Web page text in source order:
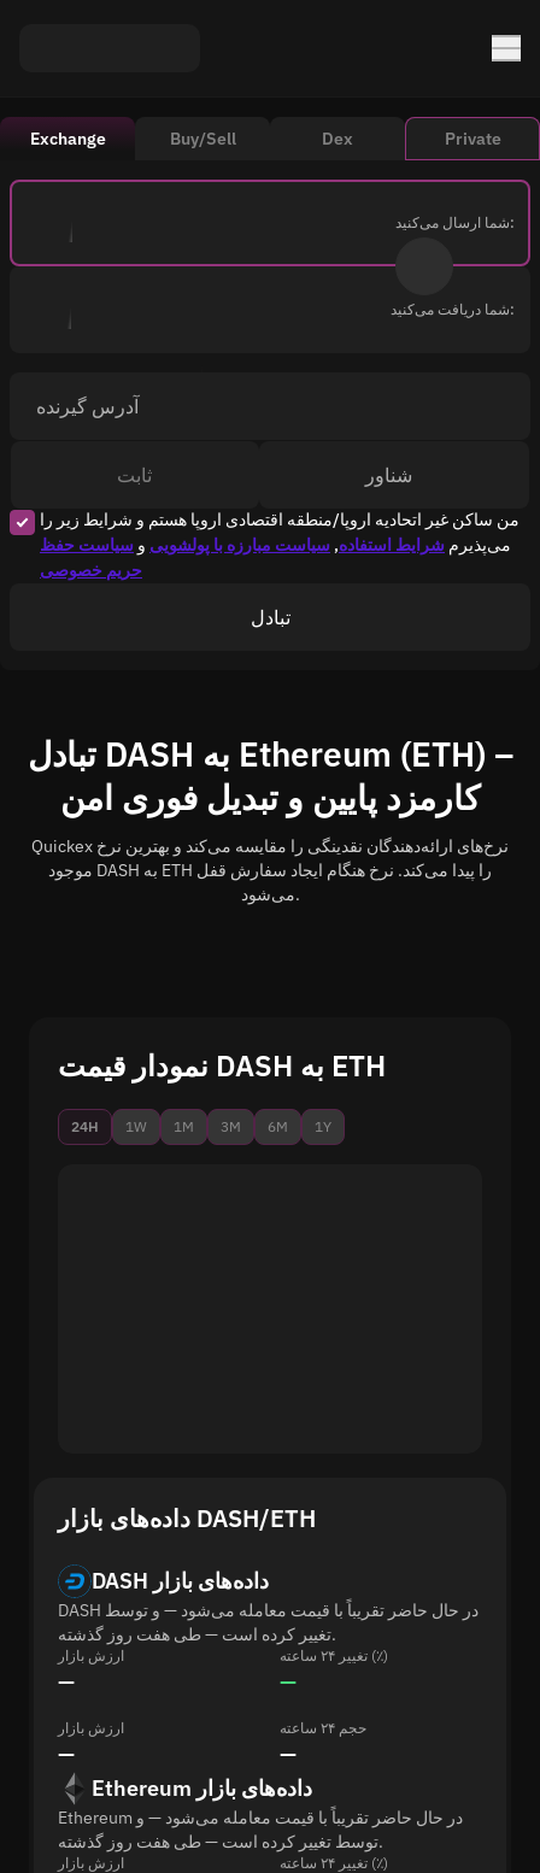
Exchange Buy/Sell Dex Private
شما ارسال می‌کنید:
شما دریافت می‌کنید:
آدرس گیرنده
من ساکن غیر اتحادیه اروپا/منطقه اقتصادی اروپا هستم و شرایط زیر را
می‌پذیرم شرایط استفاده, سیاست مبارزه با پولشویی و سیاست حفظ
حریم خصوصی
ثابت شناور
تبادل
تبادل DASH به Ethereum (ETH) –
کارمزد پایین و تبدیل فوری امن
Quickex نرخ‌های ارائه‌دهندگان نقدینگی را مقایسه می‌کند و بهترین نرخ
موجود DASH به ETH را پیدا می‌کند. نرخ هنگام ایجاد سفارش قفل
می‌شود.
نمودار قیمت DASH به ETH
24H 1W 1M 3M 6M 1Y
DASH داده‌های بازار
DASH در حال حاضر تقریباً با قیمت معامله می‌شود — و توسط
تغییر کرده است — طی هفت روز گذشته.
ارزش بازار
—
تغییر ۲۴ ساعته (٪)
—
ارزش بازار
—
حجم ۲۴ ساعته
—
Ethereum داده‌های بازار
Ethereum در حال حاضر تقریباً با قیمت معامله می‌شود — و
توسط تغییر کرده است — طی هفت روز گذشته.
ارزش بازار تغییر ۲۴ ساعته (٪)